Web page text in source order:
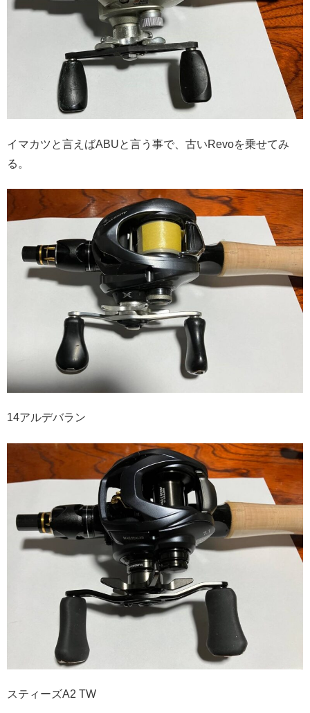
イマカツと言えばABUと言う事で、古いRevoを乗せてみ
る。
14アルデバラン
スティーズA2 TW